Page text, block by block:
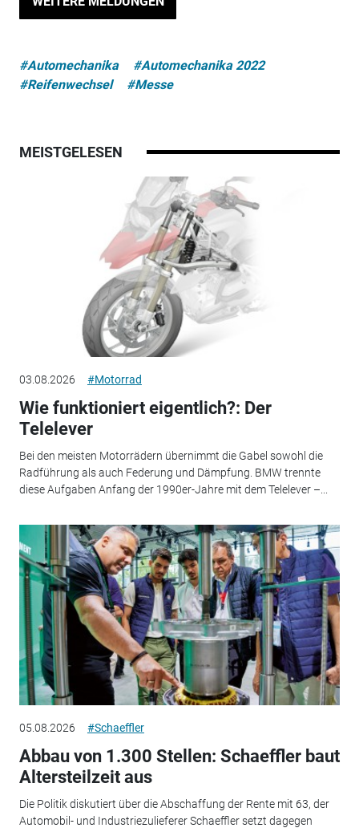
#Automechanika
#Automechanika 2022
#Reifenwechsel
#Messe
MEISTGELESEN
03.08.2026 #Motorrad
Wie funktioniert eigentlich?: Der
Telelever
Bei den meisten Motorrädern übernimmt die Gabel sowohl die
Radführung als auch Federung und Dämpfung. BMW trennte
diese Aufgaben Anfang der 1990er-Jahre mit dem Telelever –...
05.08.2026 #Schaeffler
Abbau von 1.300 Stellen: Schaeffler baut
Altersteilzeit aus
Die Politik diskutiert über die Abschaffung der Rente mit 63, der
Automobil- und Industriezulieferer Schaeffler setzt dagegen